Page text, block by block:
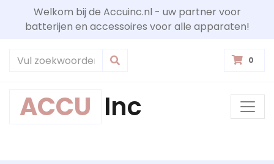
Welkom bij de Accuinc.nl - uw partner voor
batterijen en accessoires voor alle apparaten!
0
ACCU Inc